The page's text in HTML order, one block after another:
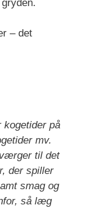
– det
kogetider på
mv.
til det
der spiller
smag og
så læg